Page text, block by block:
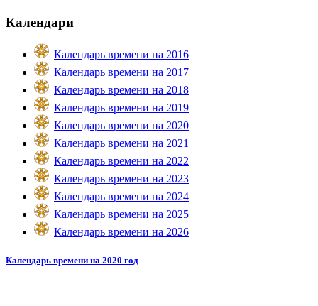
Календари
Календарь времени на 2016
Календарь времени на 2017
Календарь времени на 2018
Календарь времени на 2019
Календарь времени на 2020
Календарь времени на 2021
Календарь времени на 2022
Календарь времени на 2023
Календарь времени на 2024
Календарь времени на 2025
Календарь времени на 2026
Календарь времени на 2020 год